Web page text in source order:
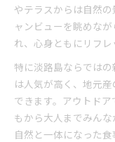
やテラスからは自然
ャンビューを眺めな
れ、心身ともにリフレ
特に淡路島ならでは
は人気が高く、地元
できます。アウトド
もから大人までみんな
自然と一体になった